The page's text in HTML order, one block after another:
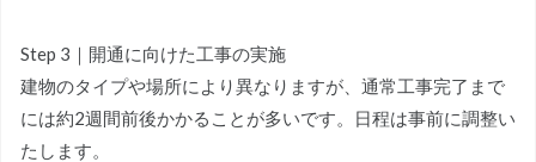
Step 3｜開通に向けた工事の実施
建物のタイプや場所により異なりますが、通常工事完了まで
には約2週間前後かかることが多いです。日程は事前に調整い
たします。